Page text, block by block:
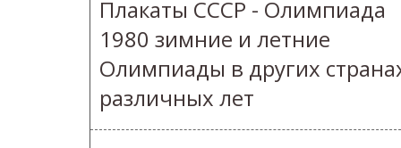
Плакаты СССР - Олимпиада
1980 зимние и летние
Олимпиады в других
различных лет